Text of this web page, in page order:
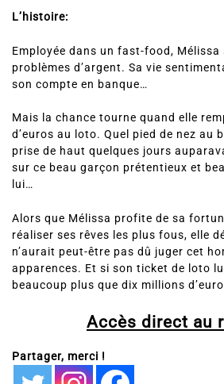
L’histoire:
Employée dans un fast-food, Mélissa
problèmes d’argent. Sa vie
son compte en banque…
Mais la chance tourne quand elle
d’euros au loto. Quel pied de nez au
prise de haut quelques jours
sur ce beau garçon prétentieux et
lui…
Alors que Mélissa profite de sa
réaliser ses rêves les plus fous, elle
n’aurait peut-être pas dû juger cet
apparences. Et si son ticket de loto
beaucoup plus que dix millions
Accès direct au
Partager, merci !